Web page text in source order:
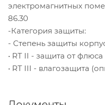
электромагнитных
86.30
-Категория защиты:
- Степень защиты
• RТ II - защита от
• RТ III - влагозащита